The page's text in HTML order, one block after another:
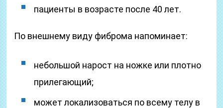
пациенты в возрасте после 40 лет.
По внешнему виду фиброма напоминает:
небольшой нарост на ножке или плотно
прилегающий;
может локализоваться по всему телу в